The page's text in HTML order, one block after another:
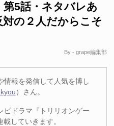
5話・ネタバレあ
の２人だからこそ
By - grape編集部
情報を発信して人気を博し
）さん。
ビドラマ『トリリオンゲー
していきます。